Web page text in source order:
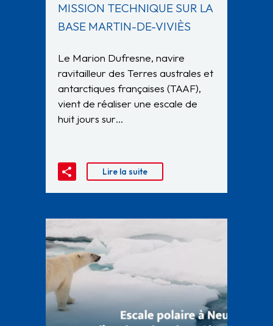
MISSION TECHNIQUE SUR LA
BASE MARTIN-DE-VIVIÈS
Le Marion Dufresne, navire
ravitailleur des Terres australes et
antarctiques françaises (TAAF),
vient de réaliser une escale de
huit jours sur…
Lire la suite